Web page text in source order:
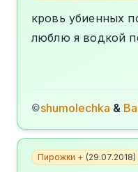
кровь убиенных
люблю я водкой
©shumolechka &
Пирожки + (29.07.2018)